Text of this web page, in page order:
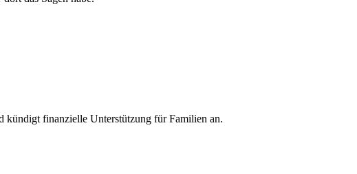
kündigt finanzielle Unterstützung für Familien an.